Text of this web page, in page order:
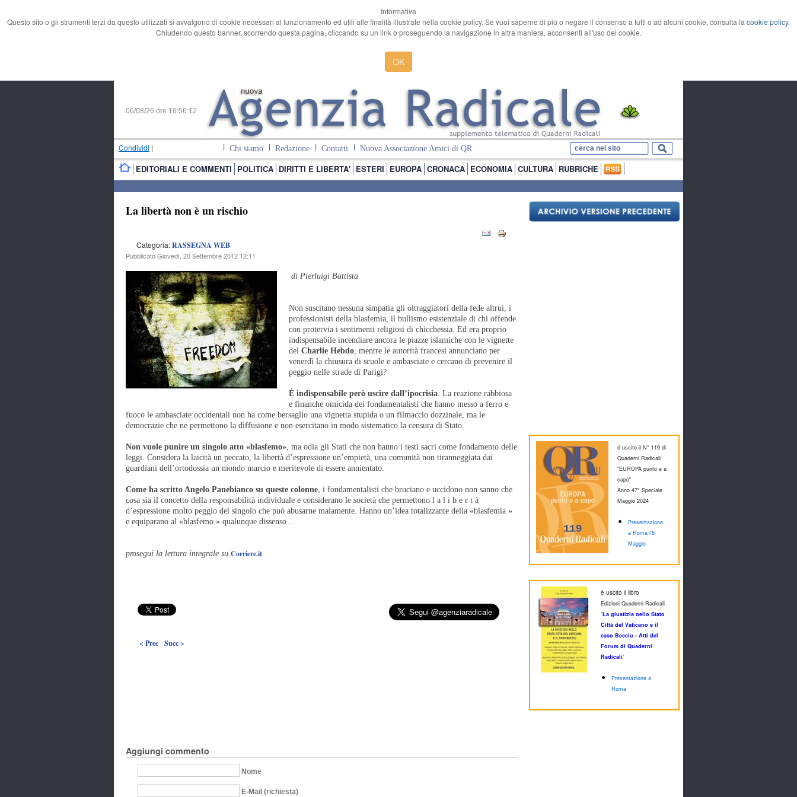
Informativa
Questo sito o gli strumenti terzi da questo utilizzati si avvalgono di cookie necessari al funzionamento ed utili alle finalità illustrate nella cookie policy. Se vuoi saperne di più o negare il consenso a tutti o ad alcuni cookie, consulta la cookie policy.
Chiudendo questo banner, scorrendo questa pagina, cliccando su un link o proseguendo la navigazione in altra maniera, acconsenti all'uso dei cookie.
OK
06/08/26 ore 16:56:13
Condividi | Chi siamo Redazione Contatti Nuova Associazione Amici di QR
EDITORIALI E COMMENTI POLITICA DIRITTI E LIBERTA' ESTERI EUROPA CRONACA ECONOMIA CULTURA RUBRICHE
La libertà non è un rischio
Categoria:RASSEGNA WEB
Pubblicato Giovedì, 20 Settembre 2012 12:11
di Pierluigi Battista
Non suscitano nessuna simpatia gli oltraggiatori della fede altrui, i
professionisti della blasfemia, il bullismo esistenziale di chi offende
con protervia i sentimenti religiosi di chicchessia. Ed era proprio
indispensabile incendiare ancora le piazze islamiche con le vignette
del Charlie Hebdo, mentre le autorità francesi annunciano per
venerdì la chiusura di scuole e ambasciate e cercano di prevenire il
peggio nelle strade di Parigi?
È indispensabile però uscire dall’ipocrisia. La reazione rabbiosa
e finanche omicida dei fondamentalisti che hanno messo a ferro e
fuoco le ambasciate occidentali non ha come bersaglio una vignetta stupida o un filmaccio dozzinale, ma le
democrazie che ne permettono la diffusione e non esercitano in modo sistematico la censura di Stato.
Non vuole punire un singolo atto «blasfemo», ma odia gli Stati che non hanno i testi sacri come fondamento delle
leggi. Considera la laicità un peccato, la libertà d’espressione un’empietà, una comunità non tiranneggiata dai
guardiani dell’ortodossia un mondo marcio e meritevole di essere annientato.
Come ha scritto Angelo Panebianco su queste colonne, i fondamentalisti che bruciano e uccidono non sanno che
cosa sia il concetto della responsabilità individuale e considerano le società che permettono l a l i b e r t à
d’espressione molto peggio del singolo che può abusarne malamente. Hanno un’idea totalizzante della «blasfemia »
e equiparano al «blasfemo » qualunque dissenso...
prosegui la lettura integrale su Corriere.it
< Prec Succ >
Aggiungi commento
Nome
E-Mail (richiesta)
é uscito il N° 119 di
Quaderni Radicali
"EUROPA punto e a
capo"
Anno 47° Speciale
Maggio 2024
Presentazione
a Roma l'8
Maggio
è uscito il libro
Edizioni Quaderni Radicali
‘La giustizia nello Stato
Città del Vaticano e il
caso Becciu - Atti del
Forum di Quaderni
Radicali’
Presentazione a
Roma